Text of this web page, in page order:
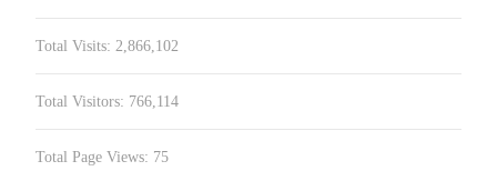
Total Visits: 2,866,102
Total Visitors: 766,114
Total Page Views: 75